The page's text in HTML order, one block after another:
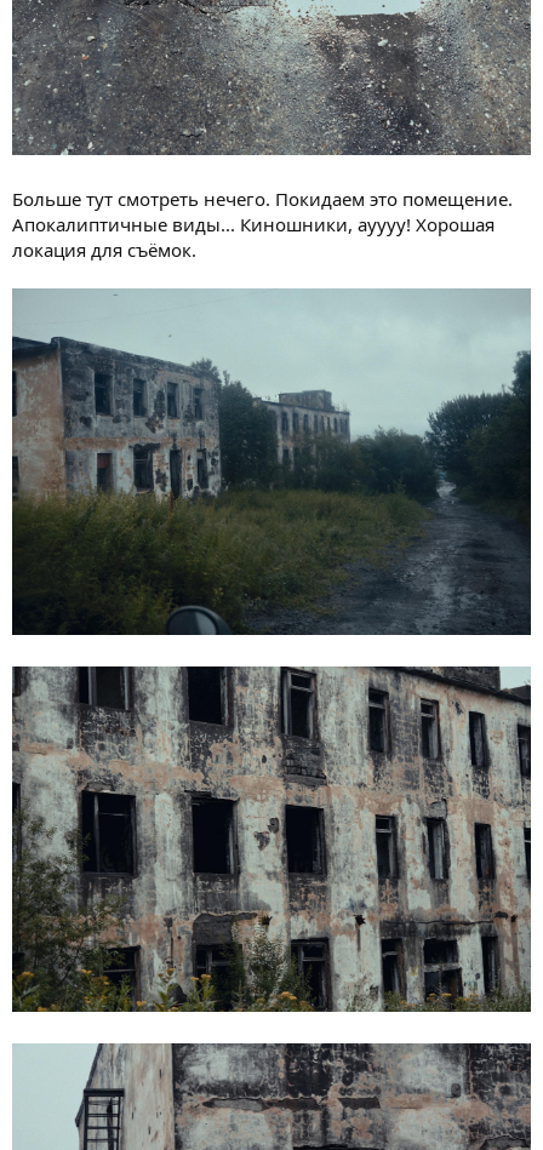
Больше тут смотреть нечего. Покидаем это помещение.
Апокалиптичные виды... Киношники, ауууу! Хорошая
локация для съёмок.